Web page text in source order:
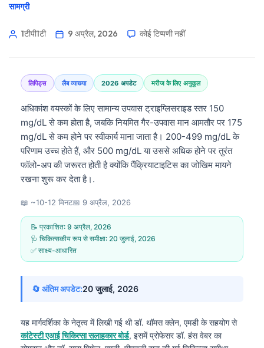
सामग्री
1टीपी1टी 9 अप्रैल, 2026 कोई टिप्पणी नहीं
लिपिड्स लैब व्याख्या 2026 अपडेट मरीज के लिए अनुकूल
अधिकांश वयस्कों के लिए सामान्य उपवास ट्राइग्लिसराइड स्तर 150
mg/dL से कम होता है, जबकि नियमित गैर-उपवास मान आमतौर पर 175
mg/dL से कम होने पर स्वीकार्य माना जाता है। 200-499 mg/dL के
परिणाम उच्च होते हैं, और 500 mg/dL या उससे अधिक होने पर तुरंत
फॉलो-अप की जरूरत होती है क्योंकि पैंक्रियाटाइटिस का जोखिम मायने
रखना शुरू कर देता है।.
📖 ~10-12 मिनट📅 9 अप्रैल, 2026
📝 प्रकाशित: 9 अप्रैल, 2026
🩺 चिकित्सकीय रूप से समीक्षा: 20 जुलाई, 2026
✅ साक्ष्य-आधारित
🔄 अंतिम अपडेट:20 जुलाई, 2026
यह मार्गदर्शिका के नेतृत्व में लिखी गई थीडॉ. थॉमस क्लेन, एमडीके सहयोग से
कांटेस्टी एआई चिकित्सा सलाहकार बोर्ड, इसमें प्रोफेसर डॉ. हंस वेबर का